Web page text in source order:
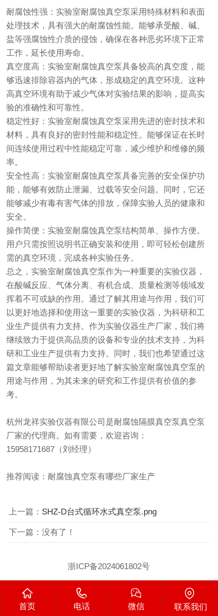
耐腐蚀性强：实验室耐腐蚀真空泵采用特殊材料和表面
处理技术，具有强大的耐腐蚀性能。能够承受酸、碱、
盐等强腐蚀性介质的侵蚀，确保在各种恶劣环境下正常
工作，延长使用寿命。
真空度高：实验室耐腐蚀真空泵具备较高的真空度，能
够迅速排除容器内的气体，形成稳定的真空环境。这种
高真空环境有助于减少气体对实验结果的影响，提高实
验的准确性和可靠性。
稳定性好：实验室耐腐蚀真空泵采用先进的密封技术和
材料，具有良好的密封性能和稳定性。能够保证在长时
间连续使用过程中性能稳定可靠，减少维护和维修的频
率。
安全性高：实验室耐腐蚀真空泵具备完善的安全保护功
能，能够有效防止泄漏、过载等安全问题。同时，它还
能够减少有毒有害气体的排放，保障实验人员的健康和
安全。
操作简便：实验室耐腐蚀真空泵结构简单、操作方便。
用户只需按照说明书正确安装和使用，即可轻松创建所
需的真空环境，完成各种实验任务。
总之，实验室耐腐蚀真空泵作为一种重要的实验仪器，
在酸碱反应、气体分离、有机合成、质量检测等领域发
挥着不可或缺的作用。通过了解其用途与作用，我们可
以更好地选择和使用这一重要的实验仪器，为科研和工
业生产提供有力支持。作为实验仪器生产厂家，我们将
继续致力于提供高品质的设备和专业的技术支持，为科
研和工业生产提供有力支持。同时，我们也希望通过这
篇文章能够帮助读者更好地了解实验室耐腐蚀真空泵的
用途与作用，为其未来的研究和工作提供有价值的参
考。
杭州龙祥实验仪器有限公司是耐腐蚀隔膜真空泵真空泵
厂家的代理商。如有需要，欢迎咨询：
15958171687（刘经理）
推荐阅读： 耐腐蚀真空泵有哪些厂家生产
上一篇： SHZ-D台式循环水式真空泵.png
下一篇：没有了！
浙ICP备2024061802号
首页 电话 微信 联系我们